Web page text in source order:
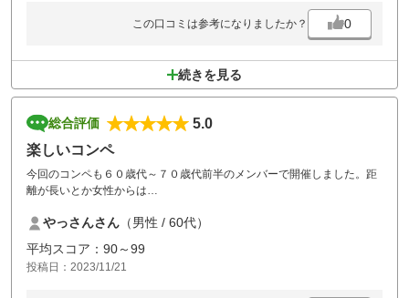
唯一、改善して欲しいと思ったのは、朝のチェックイン直後のロッカー
で何人も近くにいて、落ち着いて着替えや準備がしにくかったので、う
この口コミは参考になりましたか？ 0
続きを見る
総合評価
5.0
楽しいコンペ
今回のコンペも６０歳代～７０歳代前半のメンバーで開催しました。距
離が長いとか女性からは
あが皆んな楽しくプレーを
して頂きました。また、来年エントリーさせて頂きます。
やっさんさん （男性 / 60代）
平均スコア：90～99
投稿日：2023/11/21